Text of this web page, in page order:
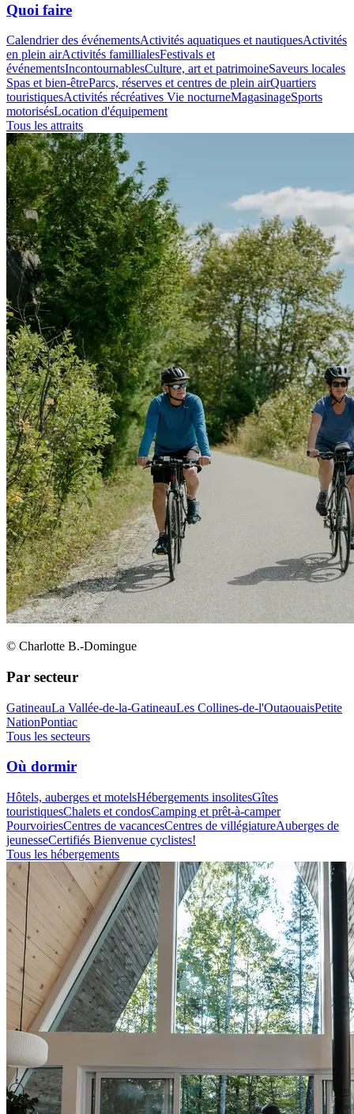
Quoi faire
Calendrier des événementsActivités aquatiques et nautiquesActivités
en plein airActivités famillialesFestivals et
événementsIncontournablesCulture, art et patrimoineSaveurs locales
Spas et bien-êtreParcs, réserves et centres de plein airQuartiers
touristiquesActivités récréatives Vie nocturneMagasinageSports
motorisésLocation d'équipement
Tous les attraits
© Charlotte B.-Domingue
Par secteur
GatineauLa Vallée-de-la-GatineauLes Collines-de-l'OutaouaisPetite
NationPontiac
Tous les secteurs
Où dormir
Hôtels, auberges et motelsHébergements insolitesGîtes
touristiquesChalets et condosCamping et prêt-à-camper
PourvoiriesCentres de vacancesCentres de villégiatureAuberges de
jeunesseCertifiés Bienvenue cyclistes!
Tous les hébergements